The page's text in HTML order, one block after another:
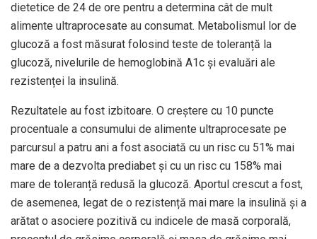
dietetice de 24 de ore pentru a determina cât de mult
alimente ultraprocesate au consumat. Metabolismul lor de
glucoză a fost măsurat folosind teste de toleranță la
glucoză, nivelurile de hemoglobină A1c și evaluări ale
rezistenței la insulină.
Rezultatele au fost izbitoare. O creștere cu 10 puncte
procentuale a consumului de alimente ultraprocesate pe
parcursul a patru ani a fost asociată cu un risc cu 51% mai
mare de a dezvolta prediabet și cu un risc cu 158% mai
mare de toleranță redusă la glucoză. Aportul crescut a fost,
de asemenea, legat de o rezistență mai mare la insulină și a
arătat o asociere pozitivă cu indicele de masă corporală,